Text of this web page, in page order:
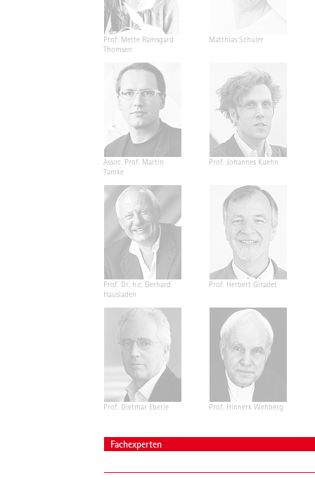
Prof. Mette Ramsgard
Thomsen
Matthias Schuler
Assoc. Prof. Martin
Tamke
Prof. Johannes Kuehn
Prof. Dr. h.c. Gerhard
Hausladen
Prof. Herbert Giradet
Prof. Dietmar Eberle Prof. Hinnerk Wehberg
Fachexperten